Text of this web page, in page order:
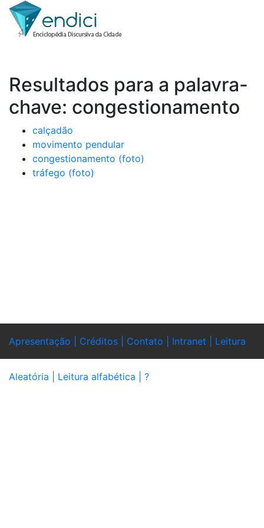
Resultados para a palavra-
chave: congestionamento
calçadão
movimento pendular
congestionamento (foto)
tráfego (foto)
Apresentação | Créditos | Contato | Intranet | Leitura
Aleatória | Leitura alfabética | ?